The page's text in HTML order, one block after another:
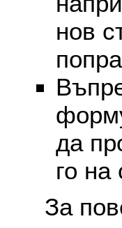
нов
да
го на
За